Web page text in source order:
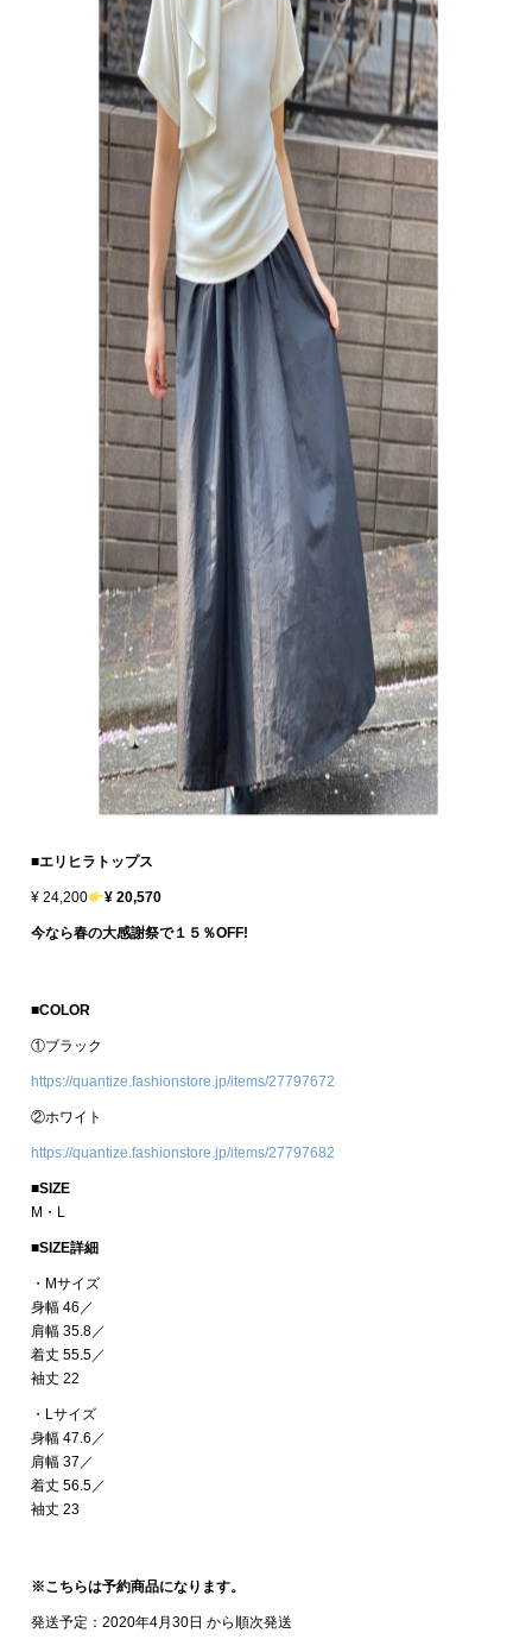
■エリヒラトップス
¥ 24,200 ¥ 20,570
今なら春の大感謝祭で１５％OFF!
■COLOR
①ブラック
https://quantize.fashionstore.jp/items/27797672
②ホワイト
https://quantize.fashionstore.jp/items/27797682
■SIZE
M・L
■SIZE詳細
・Mサイズ
身幅 46／
肩幅 35.8／
着丈 55.5／
袖丈 22
・Lサイズ
身幅 47.6／
肩幅 37／
着丈 56.5／
袖丈 23
※こちらは予約商品になります。
発送予定：2020年4月30日 から順次発送